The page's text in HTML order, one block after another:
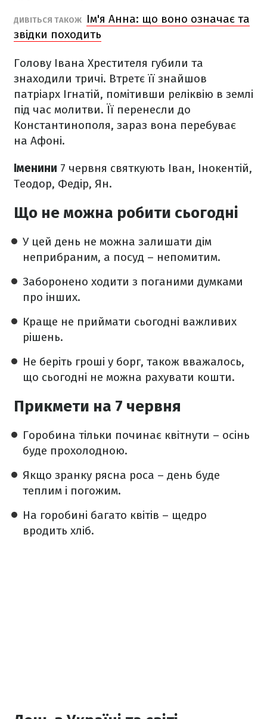
ДИВІТЬСЯ ТАКОЖ
Ім'я Анна: що воно означає та
звідки походить
Голову Івана Хрестителя губили та
знаходили тричі. Втретє її знайшов
патріарх Ігнатій, помітивши реліквію в землі
під час молитви. Її перенесли до
Константинополя, зараз вона перебуває
на Афоні.
Іменини 7 червня святкують Іван, Інокентій,
Теодор, Федір, Ян.
Що не можна робити сьогодні
У цей день не можна залишати дім
неприбраним, а посуд – непомитим.
Заборонено ходити з поганими думками
про інших.
Краще не приймати сьогодні важливих
рішень.
Не беріть гроші у борг, також вважалось,
що сьогодні не можна рахувати кошти.
Прикмети на 7 червня
Горобина тільки починає квітнути – осінь
буде прохолодною.
Якщо зранку рясна роса – день буде
теплим і погожим.
На горобині багато квітів – щедро
вродить хліб.